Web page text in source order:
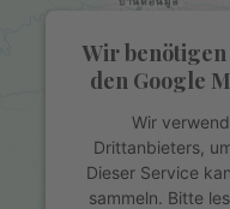
Wir
den Google
Wir
Drittanbieters,
Dieser Service
sammeln. Bitte